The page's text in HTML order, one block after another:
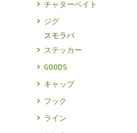
チャターベイト
ジグ
スモラバ
ステッカー
GOODS
キャップ
フック
ライン